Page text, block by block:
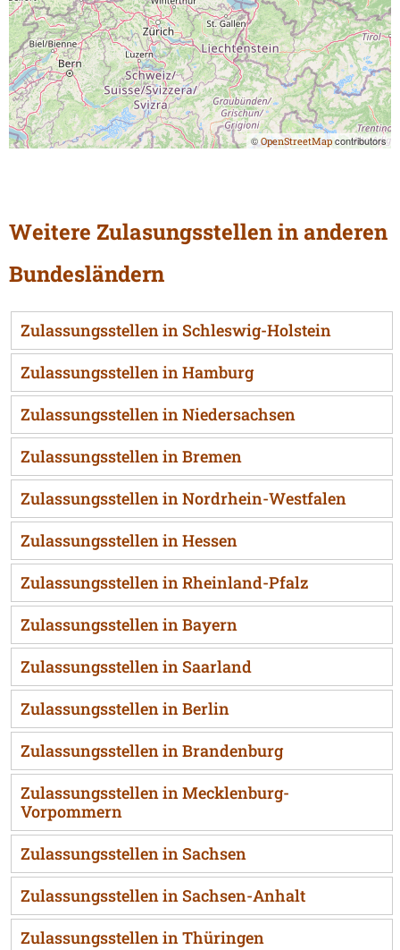
© OpenStreetMap contributors
Weitere Zulasungsstellen in anderen
Bundesländern
Zulassungsstellen in Schleswig-Holstein
Zulassungsstellen in Hamburg
Zulassungsstellen in Niedersachsen
Zulassungsstellen in Bremen
Zulassungsstellen in Nordrhein-Westfalen
Zulassungsstellen in Hessen
Zulassungsstellen in Rheinland-Pfalz
Zulassungsstellen in Bayern
Zulassungsstellen in Saarland
Zulassungsstellen in Berlin
Zulassungsstellen in Brandenburg
Zulassungsstellen in Mecklenburg-
Vorpommern
Zulassungsstellen in Sachsen
Zulassungsstellen in Sachsen-Anhalt
Zulassungsstellen in Thüringen